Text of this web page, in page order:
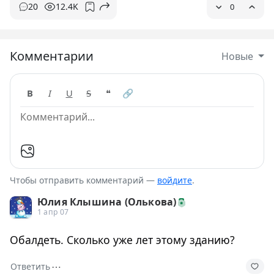
20 12.4K 0
Комментарии Новые
B I U S ❝ 🔗
Чтобы отправить комментарий — войдите.
Юлия Клышина (Олькова)
1 апр 07
Обалдеть. Сколько уже лет этому зданию?
Ответить⋯